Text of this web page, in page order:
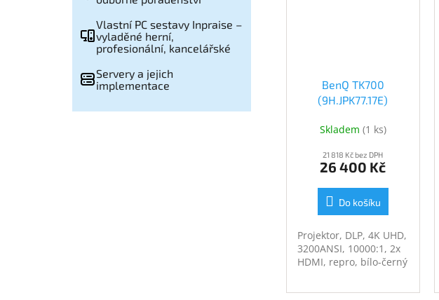
Vlastní PC sestavy Inpraise –
vyladěné herní,
profesionální, kancelářské
Servery a jejich
implementace
BenQ TK700
(9H.JPK77.17E)
Skladem (1 ks)
21 818 Kč bez DPH
26 400 Kč
Do košíku
Projektor, DLP, 4K UHD,
3200ANSI, 10000:1, 2x
HDMI, repro, bílo-černý